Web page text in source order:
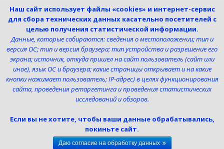
Независимая оценка
Меры поддержки участников СВО
Телефон:
8 (4725) 240725
Электронная почта:
uk-dshi1@belgov.ru
Наш сайт использует файлы «cookies» и интернет-сервис
для сбора технических данных касательно посетителей с
целью получения статистической информации.
Данные, которые собираются: сведения о местоположении; тип и
версия ОС; тип и версия браузера; тип устройства и разрешение его
экрана; источник, откуда пришел на сайт пользователь (сайт или
иное), язык ОС и браузера; какие страницы открывает и на какие
кнопки нажимает пользователь; IP-адрес) в целях функционирования
сайта, проведения ретаргетинга и проведения статистических
исследований и обзоров.
Если вы не хотите, чтобы ваши данные обрабатывались,
покиньте сайт.
Даю согласие на обработку данных